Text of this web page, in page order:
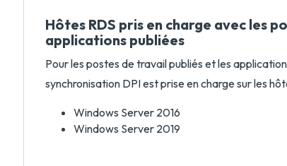
Hôtes RDS pris en charge avec les
applications publiées
Pour les postes de travail publiés et les
synchronisation DPI est prise en charge sur les
Windows Server 2016
Windows Server 2019